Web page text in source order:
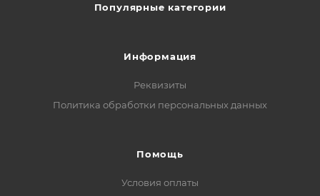
Популярные категории
Информация
Реквизиты
Политика обработки персональных данных
Помощь
Условия оплаты